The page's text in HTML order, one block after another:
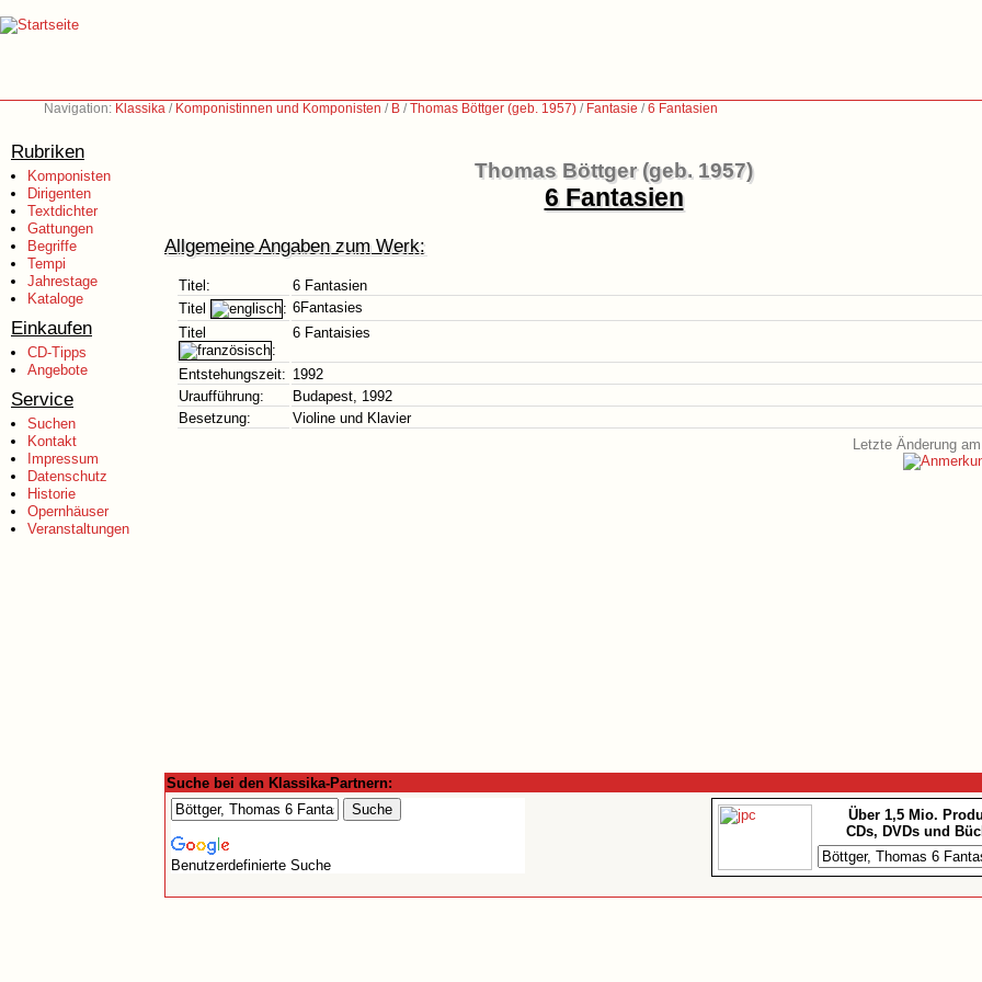
Navigation: Klassika / Komponistinnen und Komponisten / B /Thomas Böttger (geb. 1957) / Fantasie /6 Fantasien
Rubriken
Komponisten
Dirigenten
Textdichter
Gattungen
Begriffe
Tempi
Jahrestage
Kataloge
Einkaufen
CD-Tipps
Angebote
Service
Suchen
Kontakt
Impressum
Datenschutz
Historie
Opernhäuser
Veranstaltungen
Thomas Böttger (geb. 1957)
6 Fantasien
Allgemeine Angaben zum Werk:
Titel:
6 Fantasien
Titel
: 6Fantasies
Titel
:
6 Fantaisies
Entstehungszeit: 1992
Uraufführung:
Budapest, 1992
Besetzung:
Violine und Klavier
Letzte Änderung
Suche bei den Klassika-Partnern:
Benutzerdefinierte Suche
Über 1,5 Mio.
CDs, DVDs und